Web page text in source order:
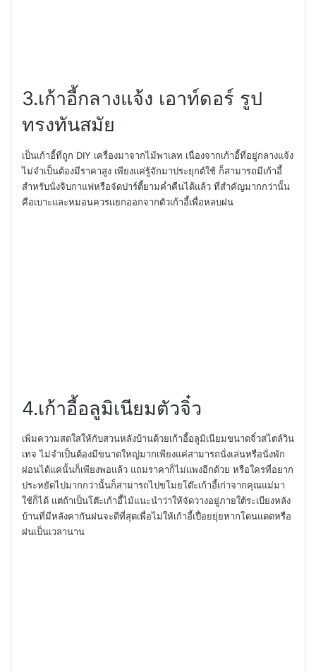
3.เก้าอี้กลางแจ้ง เอาท์ดอร์ รูป
ทรงทันสมัย
เป็นเก้าอี้ที่ถูก DIY เครื่องมาจากไม้พาเลท เนื่องจากเก้าอี้ที่อยู่กลางแจ้ง
ไม่จำเป็นต้องมีราคาสูง เพียงแค่รู้จักมาประยุกต์ใช้ ก็สามารถมีเก้าอี้
สำหรับนั่งจิบกาแฟหรือจัดปาร์ตี้ยามค่ำคืนได้แล้ว ที่สำคัญมากกว่านั้น
คือเบาะและหมอนควรแยกออกจากตัวเก้าอี้เพื่อหลบฝน
4.เก้าอี้อลูมิเนียมตัวจิ๋ว
เพิ่มความสดใสให้กับสวนหลังบ้านด้วยเก้าอี้อลูมิเนียมขนาดจิ๋วสไตล์วิน
เทจ ไม่จำเป็นต้องมีขนาดใหญ่มากเพียงแค่สามารถนั่งเล่นหรือนั่งพัก
ผ่อนได้แค่นั้นก็เพียงพอแล้ว แถมราคาก็ไม่แพงอีกด้วย หรือใครที่อยาก
ประหยัดไปมากกว่านั้นก็สามารถไปขโมยโต๊ะเก้าอี้เก่าจากคุณแม่มา
ใช้ก็ได้ แต่ถ้าเป็นโต๊ะเก้าอี้ไม้แนะนำว่าให้จัดวางอยู่ภายใต้ระเบียงหลัง
บ้านที่มีหลังคากันฝนจะดีที่สุดเพื่อไม่ให้เก้าอี้เปื่อยยุ่ยหากโดนแดดหรือ
ฝนเป็นเวลานาน